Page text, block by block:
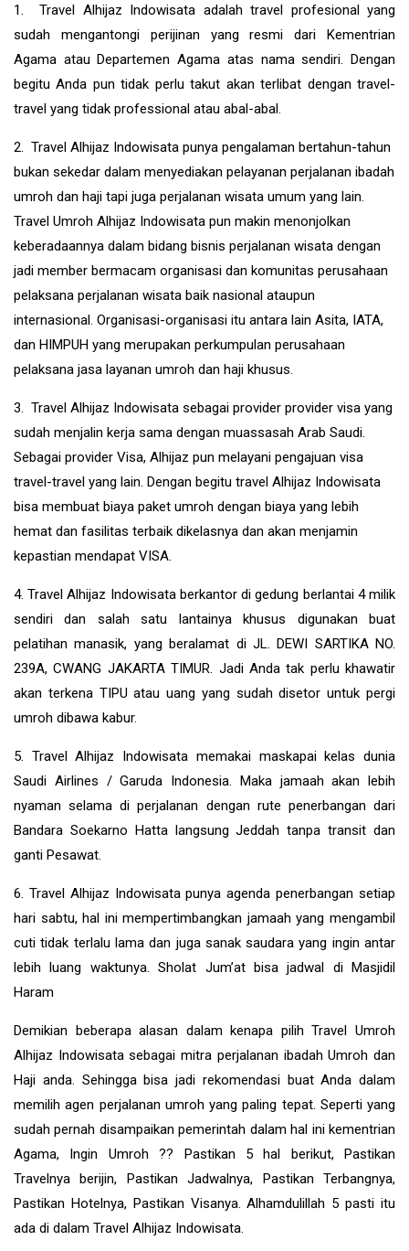
1. Travel Alhijaz Indowisata adalah travel profesional yang
sudah mengantongi perijinan yang resmi dari Kementrian
Agama atau Departemen Agama atas nama sendiri. Dengan
begitu Anda pun tidak perlu takut akan terlibat dengan travel-
travel yang tidak professional atau abal-abal.
2. Travel Alhijaz Indowisata punya pengalaman bertahun-tahun
bukan sekedar dalam menyediakan pelayanan perjalanan ibadah
umroh dan haji tapi juga perjalanan wisata umum yang lain.
Travel Umroh Alhijaz Indowisata pun makin menonjolkan
keberadaannya dalam bidang bisnis perjalanan wisata dengan
jadi member bermacam organisasi dan komunitas perusahaan
pelaksana perjalanan wisata baik nasional ataupun
internasional. Organisasi-organisasi itu antara lain Asita, IATA,
dan HIMPUH yang merupakan perkumpulan perusahaan
pelaksana jasa layanan umroh dan haji khusus.
3. Travel Alhijaz Indowisata sebagai provider provider visa yang
sudah menjalin kerja sama dengan muassasah Arab Saudi.
Sebagai provider Visa, Alhijaz pun melayani pengajuan visa
travel-travel yang lain. Dengan begitu travel Alhijaz Indowisata
bisa membuat biaya paket umroh dengan biaya yang lebih
hemat dan fasilitas terbaik dikelasnya dan akan menjamin
kepastian mendapat VISA.
4. Travel Alhijaz Indowisata berkantor di gedung berlantai 4 milik
sendiri dan salah satu lantainya khusus digunakan buat
pelatihan manasik, yang beralamat di JL. DEWI SARTIKA NO.
239A, CWANG JAKARTA TIMUR. Jadi Anda tak perlu khawatir
akan terkena TIPU atau uang yang sudah disetor untuk pergi
umroh dibawa kabur.
5. Travel Alhijaz Indowisata memakai maskapai kelas dunia
Saudi Airlines / Garuda Indonesia. Maka jamaah akan lebih
nyaman selama di perjalanan dengan rute penerbangan dari
Bandara Soekarno Hatta langsung Jeddah tanpa transit dan
ganti Pesawat.
6. Travel Alhijaz Indowisata punya agenda penerbangan setiap
hari sabtu, hal ini mempertimbangkan jamaah yang mengambil
cuti tidak terlalu lama dan juga sanak saudara yang ingin antar
lebih luang waktunya. Sholat Jum’at bisa jadwal di Masjidil
Haram
Demikian beberapa alasan dalam kenapa pilih Travel Umroh
Alhijaz Indowisata sebagai mitra perjalanan ibadah Umroh dan
Haji anda. Sehingga bisa jadi rekomendasi buat Anda dalam
memilih agen perjalanan umroh yang paling tepat. Seperti yang
sudah pernah disampaikan pemerintah dalam hal ini kementrian
Agama, Ingin Umroh ?? Pastikan 5 hal berikut, Pastikan
Travelnya berijin, Pastikan Jadwalnya, Pastikan Terbangnya,
Pastikan Hotelnya, Pastikan Visanya. Alhamdulillah 5 pasti itu
ada di dalam Travel Alhijaz Indowisata.